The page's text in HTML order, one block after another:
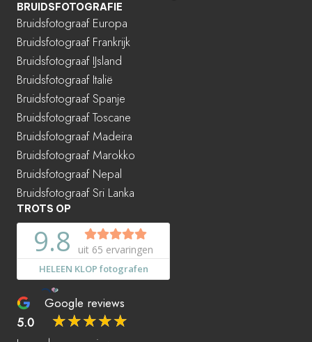
BRUIDSFOTOGRAFIE
Bruidsfotograaf Europa
Bruidsfotograaf Frankrijk
Bruidsfotograaf IJsland
Bruidsfotograaf Italië
Bruidsfotograaf Spanje
Bruidsfotograaf Toscane
Bruidsfotograaf Madeira
Bruidsfotograaf Marokko
Bruidsfotograaf Nepal
Bruidsfotograaf Sri Lanka
TROTS OP
Google reviews
5.0
☆☆☆☆☆